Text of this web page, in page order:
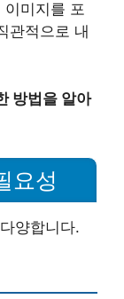
이미지를 포
관적으로 내
방법을 알아
요성
양합니다.